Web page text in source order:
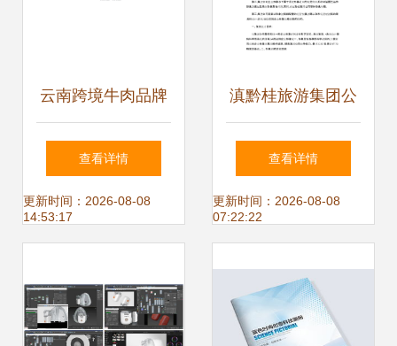
云南跨境牛肉品牌
标志设计 连接文化
与信赖的符号
查看详情
更新时间：2026-08-08
14:53:17
滇黔桂旅游集团公
司企业形象战略策
划方案
查看详情
更新时间：2026-08-08
07:22:22